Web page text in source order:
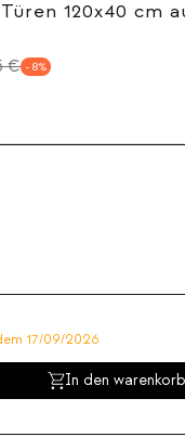
120x40 cm
€ 8
17/09/2026
In den warenkorb